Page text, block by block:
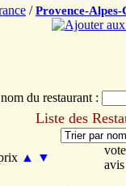
/Provence-
nom du restaurant :
Liste des
▲ ▼
vote
avis